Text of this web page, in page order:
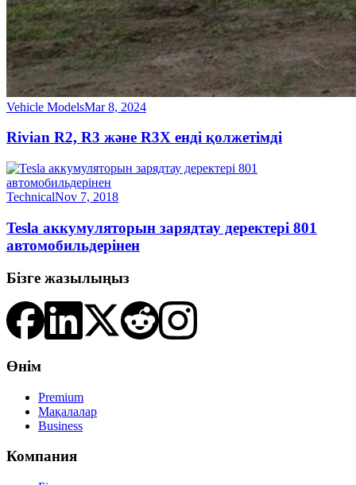
Vehicle ModelsMar 8, 2024
Rivian R2, R3 және R3X енді қолжетімді
TechnicalNov 7, 2018
Tesla аккумуляторын зарядтау деректері 801
автомобильдерінен
Бізге жазылыңыз
Өнім
Premium
Мақалалар
Business
Компания